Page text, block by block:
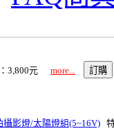
3,800元 more...
影燈/太陽燈組(5~16V)